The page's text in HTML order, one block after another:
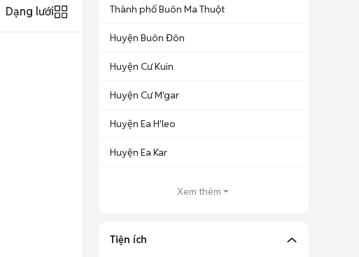
Dạng lưới Thành phố Buôn Ma Thuột
Huyện Buôn Đôn
Huyện Cư Kuin
Huyện Cư M'gar
Huyện Ea H'leo
Huyện Ea Kar
Xem thêm
Tiện ích